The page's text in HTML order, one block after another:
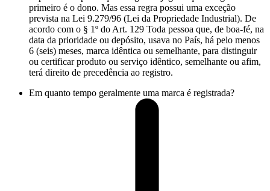
primeiro é o dono. Mas essa regra possui uma exceção
prevista na Lei 9.279/96 (Lei da Propriedade Industrial). De
acordo com o § 1º do Art. 129 Toda pessoa que, de boa-fé, na
data da prioridade ou depósito, usava no País, há pelo menos
6 (seis) meses, marca idêntica ou semelhante, para distinguir
ou certificar produto ou serviço idêntico, semelhante ou afim,
terá direito de precedência ao registro.
Em quanto tempo geralmente uma marca é registrada?